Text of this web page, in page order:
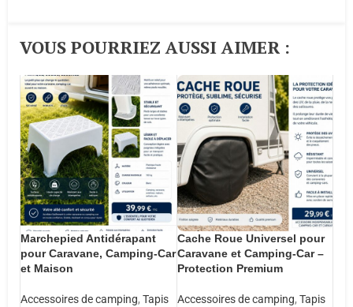
VOUS POURRIEZ AUSSI AIMER :​
Marchepied Antidérapant
pour Caravane, Camping-Car
et Maison
Accessoires de camping, Tapis
Cache Roue Universel pour
Caravane et Camping-Car –
Protection Premium
Accessoires de camping, Tapis